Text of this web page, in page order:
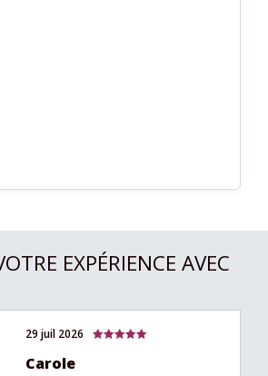
EXPÉRIENCE AVEC
29 juil 2026
Carole